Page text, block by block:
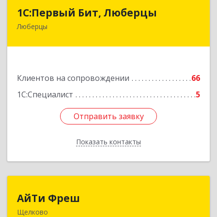
1С:Первый Бит, Люберцы
Люберцы
Клиентов на сопровождении
66
1С:Специалист
5
Отправить заявку
Показать контакты
1С:Первый Бит, Люберцы
140009, Московская обл, Люберецкий р-н,
Отправить заявку
Назад
АйТи Фреш
Щелково
141100, Московская обл, Щелково г, Городской